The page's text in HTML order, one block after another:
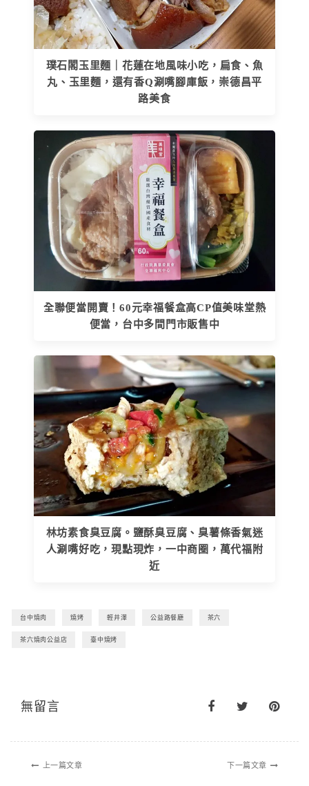
璞石閣玉里麵｜花蓮在地風味小吃，扁食、魚
丸、玉里麵，還有香Q涮嘴腳庫飯，崇德昌平
路美食
全聯便當開賣！60元幸福餐盒高CP值美味堂熱
便當，台中多間門市販售中
林坊素食臭豆腐。鹽酥臭豆腐、臭薯條香氣迷
人涮嘴好吃，現點現炸，一中商圈，萬代福附
近
台中燒肉 燒烤 輕井澤 公益路餐廳 茶六
茶六燒肉公益店 臺中燒烤
無留言
上一篇文章 下一篇文章